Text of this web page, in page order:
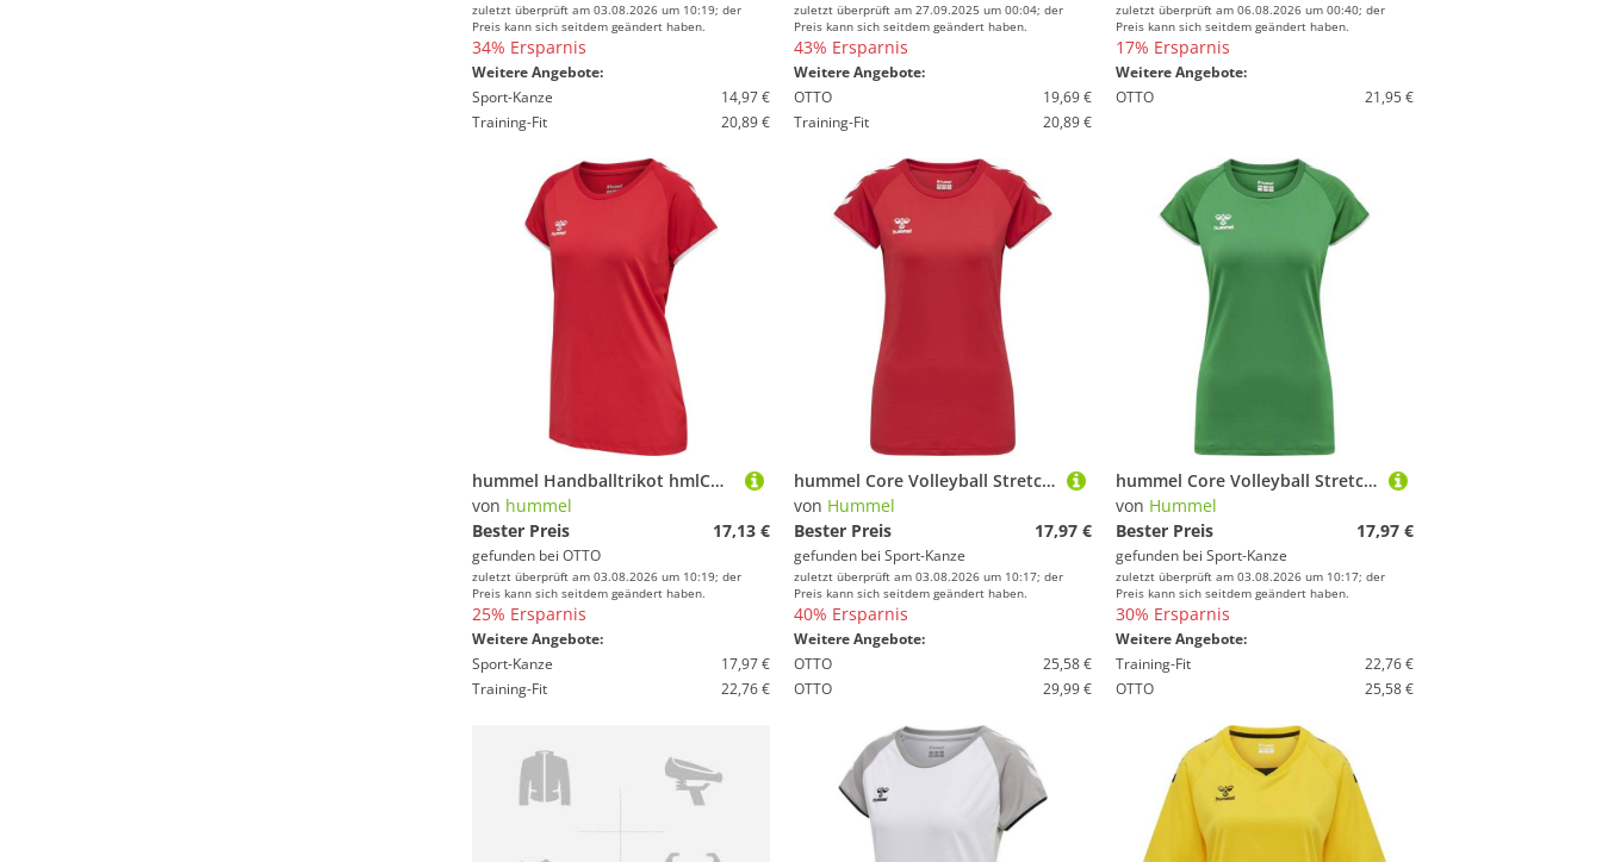
zuletzt überprüft am 03.08.2026 um 10:19; der
Preis kann sich seitdem geändert haben.
34% Ersparnis
Weitere Angebote:
Sport-Kanze
14,97 €
Training-Fit
20,89 €
zuletzt überprüft am 27.09.2025 um 00:04; der
Preis kann sich seitdem geändert haben.
43% Ersparnis
Weitere Angebote:
OTTO
19,69 €
Training-Fit
20,89 €
zuletzt überprüft am 06.08.2026 um 00:40; der
Preis kann sich seitdem geändert haben.
17% Ersparnis
Weitere Angebote:
OTTO
21,95 €
hummel Handballtrikot hmlCORE Volley Stretch Tee Woman
von hummel
Bester Preis
17,13 €
gefunden bei OTTO
zuletzt überprüft am 03.08.2026 um 10:19; der
Preis kann sich seitdem geändert haben.
25% Ersparnis
Weitere Angebote:
Sport-Kanze
17,97 €
Training-Fit
22,76 €
hummel Core Volleyball Stretch Trikot Damen 213924 TRUE RED XL
von Hummel
Bester Preis
17,97 €
gefunden bei Sport-Kanze
zuletzt überprüft am 03.08.2026 um 10:17; der
Preis kann sich seitdem geändert haben.
40% Ersparnis
Weitere Angebote:
OTTO
25,58 €
OTTO
29,99 €
hummel Core Volleyball Stretch Trikot Damen 213924 JELLY BEAN M
von Hummel
Bester Preis
17,97 €
gefunden bei Sport-Kanze
zuletzt überprüft am 03.08.2026 um 10:17; der
Preis kann sich seitdem geändert haben.
30% Ersparnis
Weitere Angebote:
Training-Fit
22,76 €
OTTO
25,58 €